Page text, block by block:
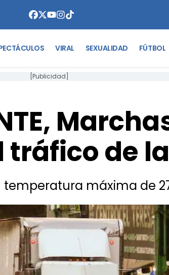
VIRAL SEXUALIDAD FÚTBOL
[Publicidad]
de
máxima de